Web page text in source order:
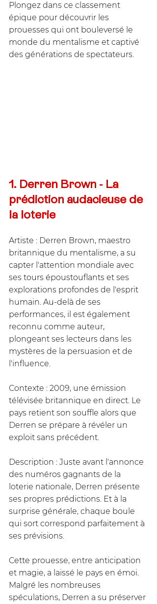
Plongez dans ce classement
épique pour découvrir les
prouesses qui ont bouleversé le
monde du mentalisme et captivé
des générations de spectateurs.
1. Derren Brown - La
prédiction audacieuse de
la loterie
Artiste : Derren Brown, maestro
britannique du mentalisme, a su
capter l'attention mondiale avec
ses tours époustouflants et ses
explorations profondes de l'esprit
humain. Au-delà de ses
performances, il est également
reconnu comme auteur,
plongeant ses lecteurs dans les
mystères de la persuasion et de
l'influence.
Contexte : 2009, une émission
télévisée britannique en direct. Le
pays retient son souffle alors que
Derren se prépare à révéler un
exploit sans précédent.
Description : Juste avant l'annonce
des numéros gagnants de la
loterie nationale, Derren présente
ses propres prédictions. Et à la
surprise générale, chaque boule
qui sort correspond parfaitement à
ses prévisions.
Cette prouesse, entre anticipation
et magie, a laissé le pays en émoi.
Malgré les nombreuses
spéculations, Derren a su préserver